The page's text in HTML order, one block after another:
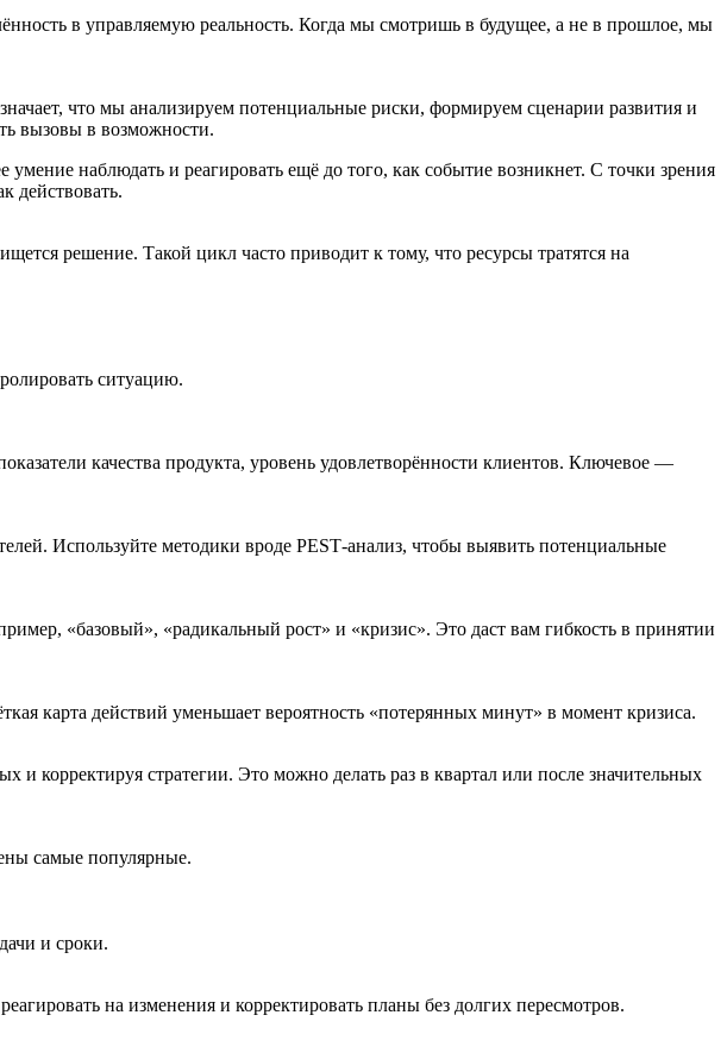
в управляемую реальность. Когда мы смотришь в будущее, а не в прошлое, мы
что мы анализируем потенциальные риски, формируем сценарии развития и
вызовы в возможности.
наблюдать и реагировать ещё до того, как событие возникнет. С точки зрения
действовать.
решение. Такой цикл часто приводит к тому, что ресурсы тратятся на
ситуацию.
качества продукта, уровень удовлетворённости клиентов. Ключевое —
Используйте методики вроде PEST‑анализ, чтобы выявить потенциальные
«базовый», «радикальный рост» и «кризис». Это даст вам гибкость в принятии
карта действий уменьшает вероятность «потерянных минут» в момент кризиса.
и корректируя стратегии. Это можно делать раз в квартал или после значительных
самые популярные.
и сроки.
на изменения и корректировать планы без долгих пересмотров.